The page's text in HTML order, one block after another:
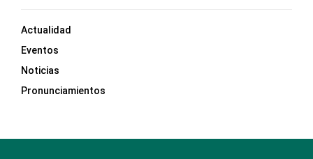
Actualidad
Eventos
Noticias
Pronunciamientos